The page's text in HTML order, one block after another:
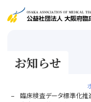
お知らせ
臨床検査データ標準化推進事業報告会・第34回技師長会・施設連絡者